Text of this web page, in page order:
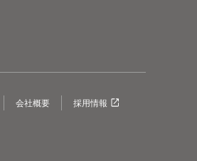
会社概要 採用情報